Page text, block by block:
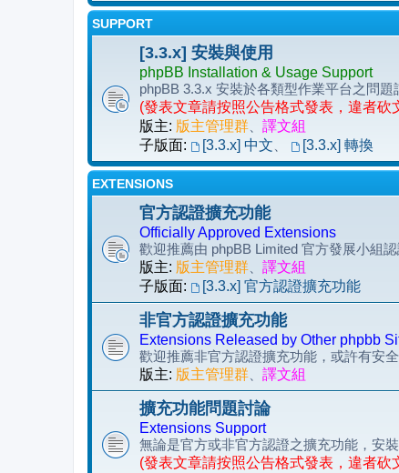
SUPPORT
[3.3.x] 安裝與使用
phpBB Installation & Usage Support
phpBB 3.3.x 安裝於各類型作業平台之問
(發表文章請按照公告格式發表，違者砍
版主: 版主管理群、 譯文組
子版面:
[3.3.x] 中文、 [3.3.x] 轉換
EXTENSIONS
官方認證擴充功能
Officially Approved Extensions
歡迎推薦由 phpBB Limited 官方發展小組認
版主: 版主管理群、 譯文組
子版面:
[3.3.x] 官方認證擴充功能
非官方認證擴充功能
Extensions Released by Other phpbb
歡迎推薦非官方認證擴充功能，或許有安
版主: 版主管理群、 譯文組
擴充功能問題討論
Extensions Support
無論是官方或非官方認證之擴充功能，安裝
(發表文章請按照公告格式發表，違者砍